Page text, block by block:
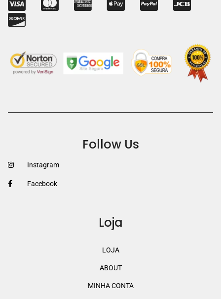
Follow Us
Instagram
Facebook
Loja
LOJA
ABOUT
MINHA CONTA